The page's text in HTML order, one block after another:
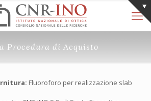
Procedura di Acquisto
Fluoroforo per realizzazione slab